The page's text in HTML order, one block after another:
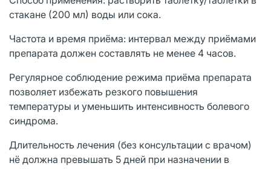
стакане (200 мл) воды или сока.
Частота и время приёма: интервал между приёмами
препарaта должен составлять не менее 4 часов.
Регулярное соблюдение режима приёма препарата
позволяет избежать резкого повышения
температуры и уменьшить интенсивность болевого
синдрома.
Длительность лечения (без консультации с врачом)
нё должна превышать 5 дней при назначении в